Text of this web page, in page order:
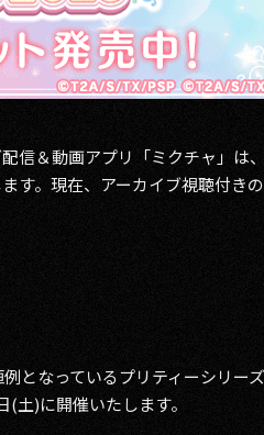
信＆動画アプリ「ミクチャ」は
す。現在、アーカイブ視聴付き
となっているプリティーシリー
土)に開催いたします。